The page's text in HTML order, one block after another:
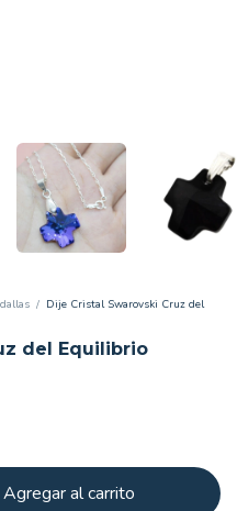
/ Dije Cristal Swarovski Cruz del
del Equilibrio